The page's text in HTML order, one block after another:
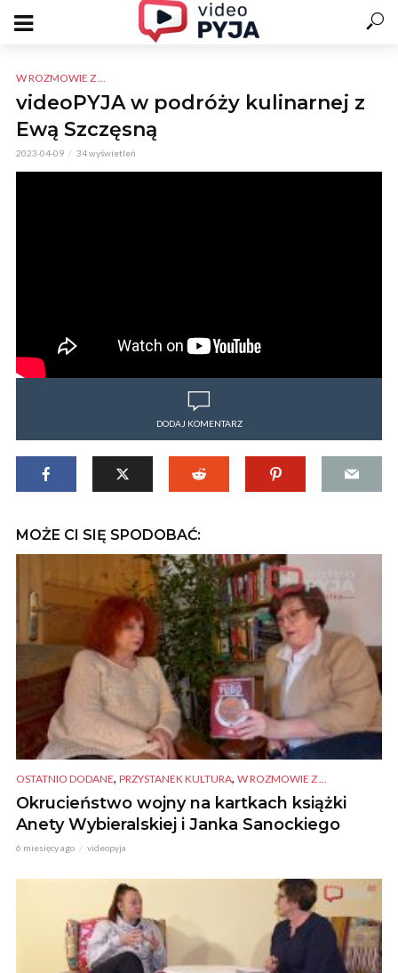
W ROZMOWIE Z ...
videoPYJA w podróży kulinarnej z
Ewą Szczęsną
2023-04-09 34 wyświetleń
DODAJ KOMENTARZ
MOŻE CI SIĘ SPODOBAĆ:
OSTATNIO DODANE, PRZYSTANEK KULTURA, W ROZMOWIE Z ...
Okrucieństwo wojny na kartkach książki
Anety Wybieralskiej i Janka Sanockiego
6 miesięcy ago videopyja